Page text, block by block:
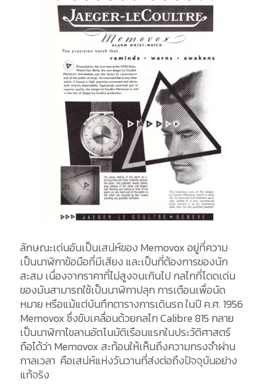
ลักษณะเด่นอันเป็นเสน่ห์ของ Memovox อยู่ที่ความ
เป็นนาฬิกาข้อมือที่มีเสียง และเป็นที่ต้องการของนัก
สะสม เนื่องจากราคาที่ไม่สูงจนเกินไป กลไกที่โดดเด่น
ของมันสามารถใช้เป็นนาฬิกาปลุก การเตือนเพื่อนัด
หมาย หรือแม้แต่บันทึกตารางการเดินรถ ในปี ค.ศ. 1956
Memovox ซึ่งขับเคลื่อนด้วยกลไก Calibre 815 กลาย
เป็นนาฬิกาไขลานอัตโนมัติเรือนแรกในประวัติศาสตร์
ถือได้ว่า Memovox สะท้อนให้เห็นถึงความทรงจำผ่าน
กาลเวลา คือเสน่ห์แห่งวันวานที่ส่งต่อถึงปัจจุบันอย่าง
แท้จริง